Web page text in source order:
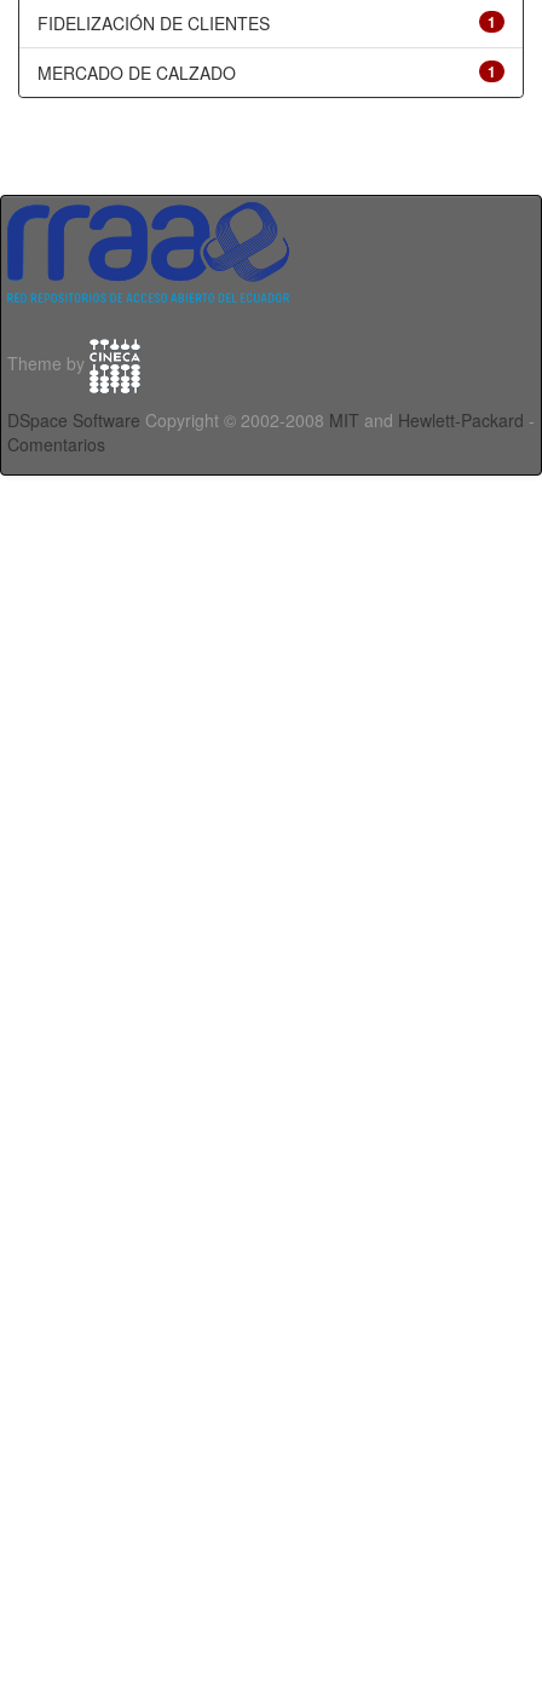
1
FIDELIZACIÓN DE CLIENTES
1
MERCADO DE CALZADO
Theme by
DSpace Software Copyright © 2002-2008 MIT and Hewlett-Packard -
Comentarios